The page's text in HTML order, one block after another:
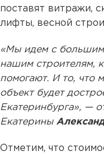
поставят витражи,
лифты, весной
«Мы идем с
нашим строителям,
помогают. И то, что
объект будет
Екатеринбурга», —
Екатерины
Отметим, что